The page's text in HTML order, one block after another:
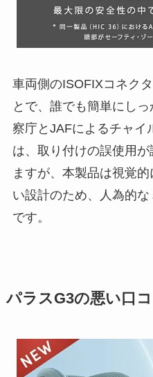
車両側のISOFIXコネク
とで、誰でも簡単にし
察庁とJAFによるチャイ
は、取り付けの誤使用
ますが、本製品は視覚
い設計のため、人為的
です。
パラスG3の悪い口